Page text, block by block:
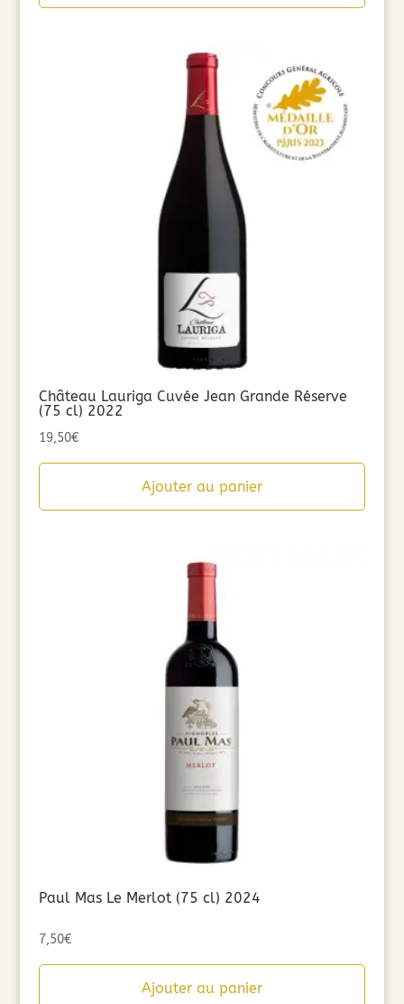
Château Lauriga Cuvée Jean Grande Réserve
(75 cl) 2022
19,50€
Ajouter au panier
Paul Mas Le Merlot (75 cl) 2024
7,50€
Ajouter au panier